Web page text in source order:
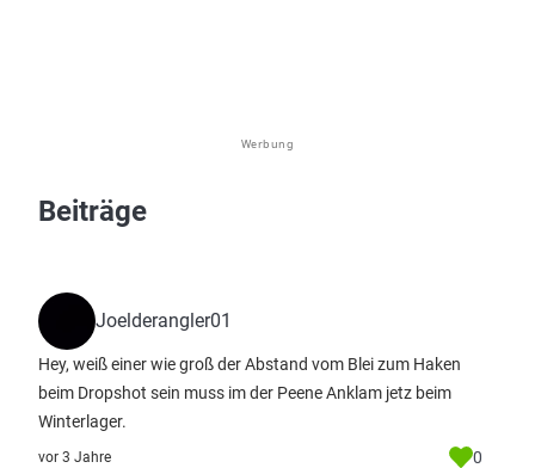
Werbung
Beiträge
Joelderangler01
Hey, weiß einer wie groß der Abstand vom Blei zum Haken
beim Dropshot sein muss im der Peene Anklam jetz beim
Winterlager.
vor 3 Jahre 0